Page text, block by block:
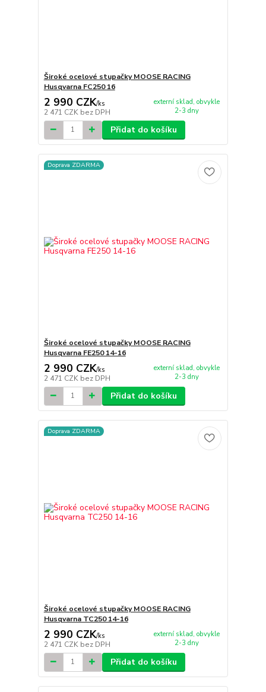
Široké ocelové stupačky MOOSE RACING
Husqvarna FC250 16
2 990 CZK/ks
2 471 CZK bez DPH
externí sklad, obvykle
2-3 dny
Přidat do košíku
Doprava ZDARMA
Široké ocelové stupačky MOOSE RACING
Husqvarna FE250 14-16
2 990 CZK/ks
2 471 CZK bez DPH
externí sklad, obvykle
2-3 dny
Přidat do košíku
Doprava ZDARMA
Široké ocelové stupačky MOOSE RACING
Husqvarna TC250 14-16
2 990 CZK/ks
2 471 CZK bez DPH
externí sklad, obvykle
2-3 dny
Přidat do košíku